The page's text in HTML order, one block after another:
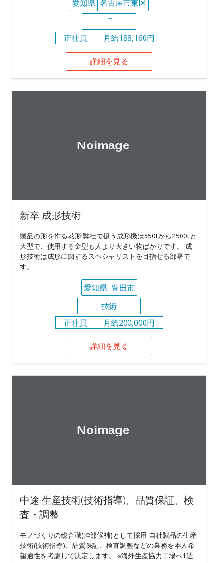
愛知県 名古屋市東区
IT
正社員
月給188,160円
詳細を見る
新卒 成形技術
製品の形を作る花形!弊社で扱う成形機は650tから2500tと
大型で、使用する金型も人より大きい物ばかりです。 成
形技術は成形に関するスペシャリストを目指せる部署で
す。
愛知県 豊田市
技術
正社員
月給200,000円
詳細を見る
中途 生産技術(技術指導)、品質保証、検
査・調整
モノづくりの総合職(幹部候補)として採用 自社製品の生産
技術(技術指導)、品質保証、検査調整などの業務を本人希
望適性を考慮して決定します。 ※海外生産協力工場へ1週